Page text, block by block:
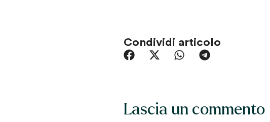
Condividi articolo
Lascia un commento